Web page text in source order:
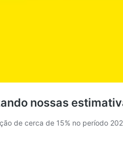
nossas
de cerca de 15% no período